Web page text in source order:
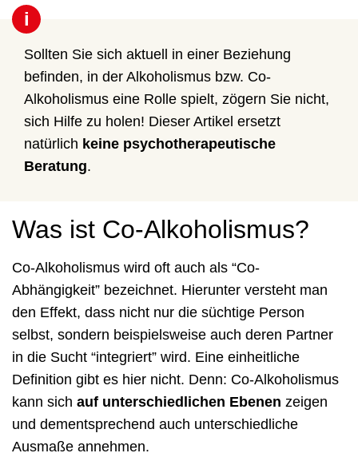
i
Sollten Sie sich aktuell in einer Beziehung
befinden, in der Alkoholismus bzw. Co-
Alkoholismus eine Rolle spielt, zögern Sie nicht,
sich Hilfe zu holen! Dieser Artikel ersetzt
natürlich keine psychotherapeutische
Beratung.
Was ist Co-Alkoholismus?
Co-Alkoholismus wird oft auch als “Co-
Abhängigkeit” bezeichnet. Hierunter versteht man
den Effekt, dass nicht nur die süchtige Person
selbst, sondern beispielsweise auch deren Partner
in die Sucht “integriert” wird. Eine einheitliche
Definition gibt es hier nicht. Denn: Co-Alkoholismus
kann sich auf unterschiedlichen Ebenen zeigen
und dementsprechend auch unterschiedliche
Ausmaße annehmen.